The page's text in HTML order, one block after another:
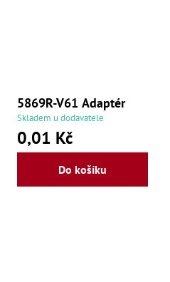
5869R-V61 Adaptér
Skladem u dodavatele
0,01 Kč
Do košíku